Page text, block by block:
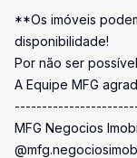
**Os imóveis
disponibilidade!
Por não ser
A Equipe MFG
MFG Negocios